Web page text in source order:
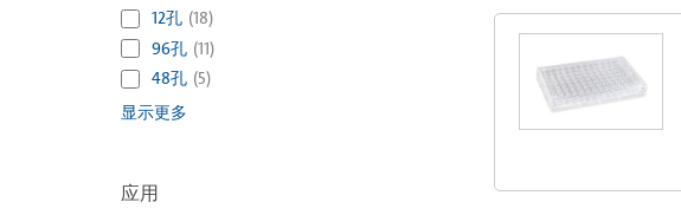
12孔 (18)
96孔 (11)
48孔 (5)
显示更多
应用